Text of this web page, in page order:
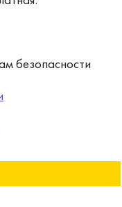
безопасности